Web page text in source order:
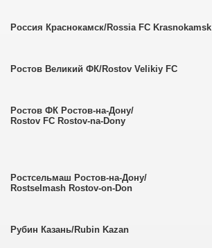
Россия Краснокамск/Rossia FC Krasnokamsk
Ростов Великий ФК/Rostov Velikiy FC
Ростов ФК Ростов-на-Дону/
Rostov FC Rostov-na-Dony
Ростсельмаш Ростов-на-Дону/
Rostselmash Rostov-on-Don
Рубин Казань/Rubin Kazan